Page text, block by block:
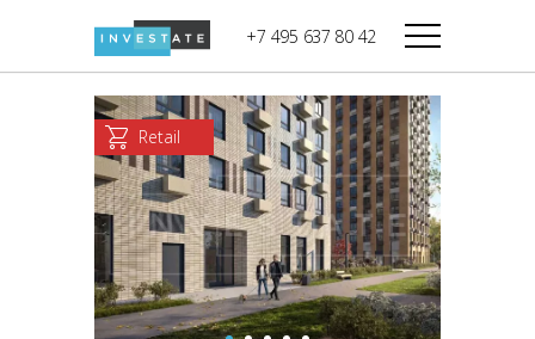
+7 495 637 80 42
Дикси
Верный
Мираторг
Магнолия
В башне
Башня Федерация-II
Запад
Башня Федерация-I
Восток
Город Столиц,
Северный блок
Город Столиц,
Южный блок
Retail